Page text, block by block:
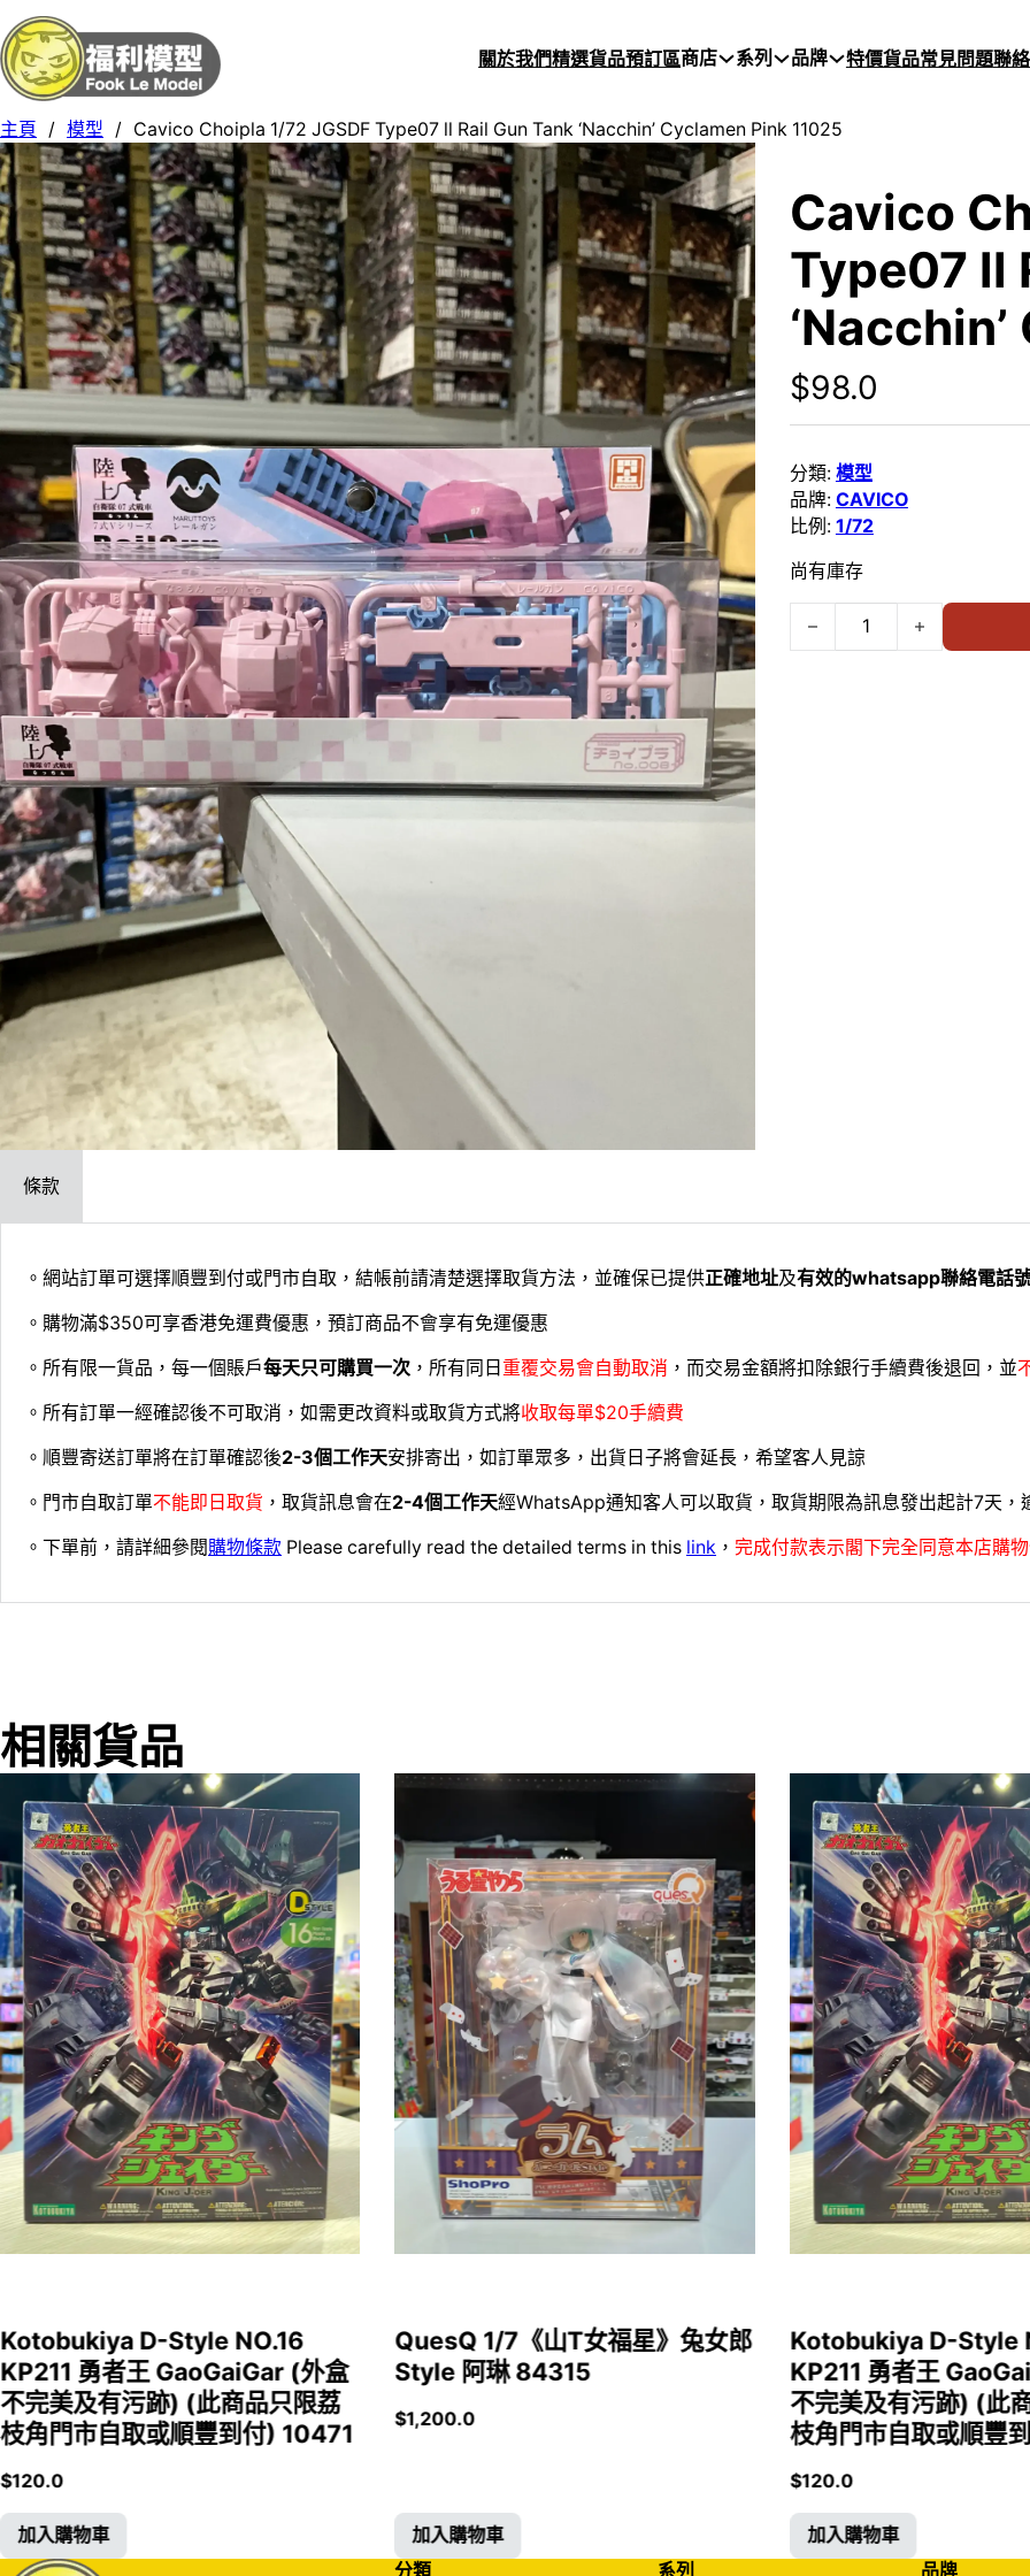
關於我們精選貨品預訂區商店 系列 品牌 特價貨品常見問題聯
主頁 / 模型 / Cavico Choipla 1/72 JGSDF Type07 ll Rail Gun Tank ‘Nacchin’ Cyclamen Pink 11025
Cavico
Type07 ll
$98.0
分類: 模型
品牌: CAVICO
比例: 1/72
尚有庫存
Cavico Choipla 1/72
條款
。網站訂單可選擇順豐到付或門市自取，結帳前請清楚選擇取貨方法，並確保已提供正確地址及有效的whatsapp聯絡電話
。購物滿$350可享香港免運費優惠，預訂商品不會享有免運優惠
。所有限一貨品，每一個賬戶每天只可購買一次 ，所有同日 重覆交易會自動取消 ，而交易金額將扣除銀行手續費後退回，並
。所有訂單一經確認後不可取消，如需更改資料或取貨方式將收取每單$20手續費
。順豐寄送訂單將在訂單確認後2-3個工作天安排寄出，如訂單眾多，出貨日子將會延長，希望客人見諒
。門市自取訂單不能即日取貨 ，取貨訊息會在2-4個工作天經WhatsApp通知客人可以取貨，取貨期限為訊息發出起計7天，
。下單前，請詳細參閱購物條款 Please carefully read the detailed terms in this link ， 完成付款表示閣下完全同意本店購
相關貨品
Kotobukiya D-Style NO.16
KP211 勇者王 GaoGaiGar (外盒
不完美及有污跡) (此商品只限荔
枝角門市自取或順豐到付) 10471
$120.0
加入購物車
QuesQ 1/7《山T女福星》兔女郎
Style 阿琳 84315
$1,200.0
加入購物車
Kotobukiya D-Style
KP211 勇者王
不完美及有污跡) (此
枝角門市自取或順豐
$120.0
加入購物車
分類
系列 品牌